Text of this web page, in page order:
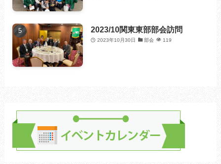
2023/10関東東部部会訪問
2023年10月30日 部会 119